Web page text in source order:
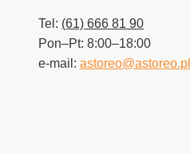
Tel: (61) 666 81 90
Pon–Pt: 8:00–18:00
e-mail: astoreo@astoreo.pl